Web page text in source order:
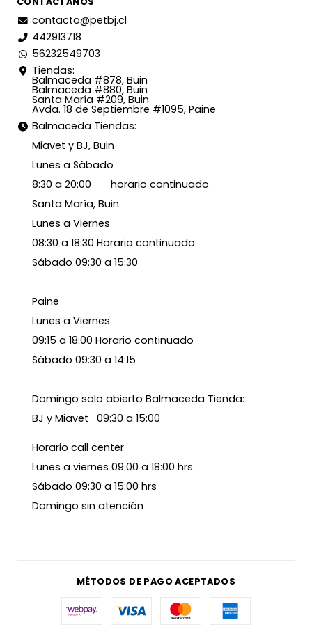
contacto@petbj.cl
442913718
56232549703
Tiendas:
Balmaceda #878, Buin
Balmaceda #880, Buin
Santa María #209, Buin
Avda. 18 de Septiembre #1095, Paine
Balmaceda Tiendas:
Miavet y BJ, Buin
Lunes a Sábado
8:30 a 20:00 horario continuado
Santa María, Buin
Lunes a Viernes
08:30 a 18:30 Horario continuado
Sábado 09:30 a 15:30
Paine
Lunes a Viernes
09:15 a 18:00 Horario continuado
Sábado 09:30 a 14:15
Domingo solo abierto Balmaceda Tienda:
BJ y Miavet 09:30 a 15:00
Horario call center
Lunes a viernes 09:00 a 18:00 hrs
Sábado 09:30 a 15:00 hrs
Domingo sin atención
MÉTODOS DE PAGO ACEPTADOS